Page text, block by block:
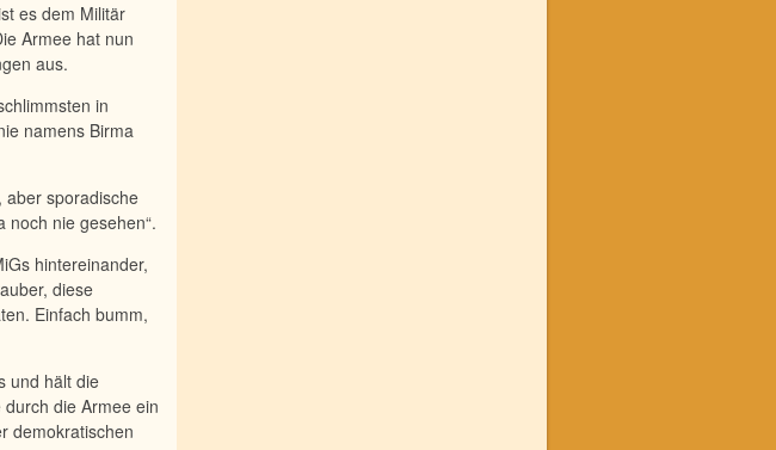
es dem Militär
Armee hat nun
aus.
in
namens Birma
aber sporadische
noch nie gesehen“.
hintereinander,
diese
Einfach bumm,
und hält die
die Armee ein
demokratischen